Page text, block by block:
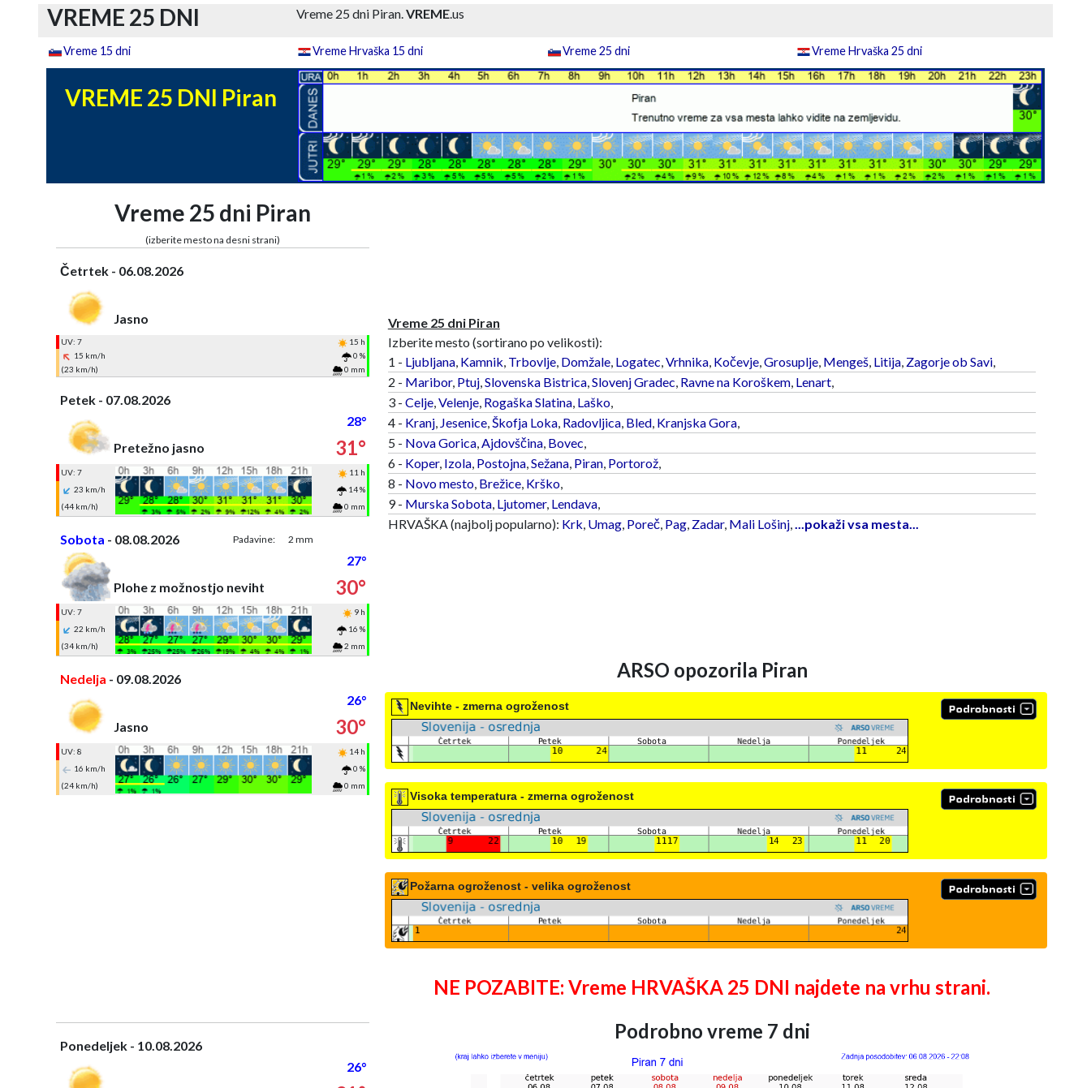
VREME 25 DNI Vreme 25 dni Piran.VREME.us
Vreme 15 dni Vreme Hrvaška 15 dni Vreme 25 dni Vreme Hrvaška 25 dni
VREME 25 DNI Piran
Vreme 25 dni Piran
(izberite mesto na desni strani)
Četrtek - 06.08.2026
Jasno
UV: 7
15 h
15 km/h
0 %
(23 km/h)
0 mm
Petek - 07.08.2026
28°
Pretežno jasno
31°
UV: 7
11 h
23 km/h
14 %
(44 km/h)
0 mm
Sobota - 08.08.2026 Padavine: 2 mm
27°
Plohe z možnostjo neviht
30°
UV: 7
9 h
22 km/h
16 %
(34 km/h)
2 mm
Nedelja - 09.08.2026
26°
Jasno
30°
UV: 8
14 h
16 km/h
0 %
(24 km/h)
0 mm
Ponedeljek - 10.08.2026
26°
Vreme 25 dni Piran
Izberite mesto (sortirano po velikosti):
1 - Ljubljana, Kamnik, Trbovlje, Domžale, Logatec,Vrhnika, Kočevje,Grosuplje, Mengeš, Litija, Zagorje ob Savi,
2 - Maribor, Ptuj,Slovenska Bistrica,Slovenj Gradec, Ravne na Koroškem, Lenart,
3 - Celje,Velenje, Rogaška Slatina, Laško,
4 - Kranj, Jesenice,Škofja Loka, Radovljica, Bled, Kranjska Gora,
5 - Nova Gorica,Ajdovščina, Bovec,
6 - Koper, Izola, Postojna,Sežana, Piran, Portorož,
8 - Novo mesto, Brežice, Krško,
9 - Murska Sobota, Ljutomer, Lendava,
HRVAŠKA (najbolj popularno): Krk, Umag, Poreč, Pag, Zadar, Mali Lošinj,...pokaži vsa mesta...
ARSO opozorila Piran
Nevihte - zmerna ogroženost
Visoka temperatura - zmerna ogroženost
Požarna ogroženost - velika ogroženost
NE POZABITE: Vreme HRVAŠKA 25 DNI najdete na vrhu strani.
Podrobno vreme 7 dni